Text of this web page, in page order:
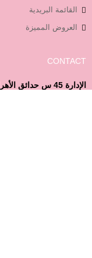
القائمة البريدية
العروض المميزة
CONTACT
الإدارة 45 س حدائق الأهرام بوابة منقرع